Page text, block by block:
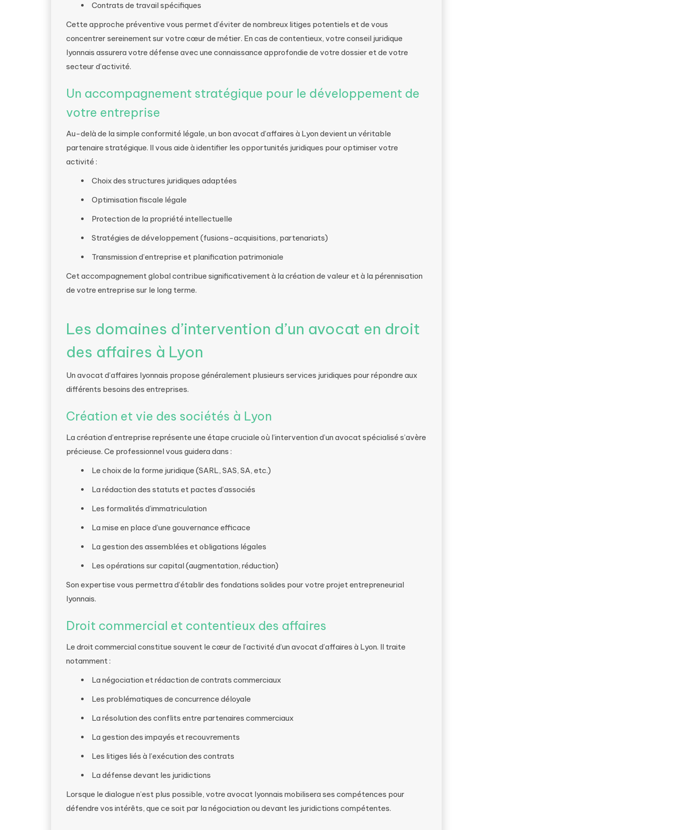
Contrats de travail spécifiques
Cette approche préventive vous permet d’éviter de nombreux litiges potentiels et de vous
concentrer sereinement sur votre cœur de métier. En cas de contentieux, votre conseil juridique
lyonnais assurera votre défense avec une connaissance approfondie de votre dossier et de votre
secteur d’activité.
Un accompagnement stratégique pour le développement de
votre entreprise
Au-delà de la simple conformité légale, un bon avocat d’affaires à Lyon devient un véritable
partenaire stratégique. Il vous aide à identifier les opportunités juridiques pour optimiser votre
activité :
Choix des structures juridiques adaptées
Optimisation fiscale légale
Protection de la propriété intellectuelle
Stratégies de développement (fusions-acquisitions, partenariats)
Transmission d’entreprise et planification patrimoniale
Cet accompagnement global contribue significativement à la création de valeur et à la pérennisation
de votre entreprise sur le long terme.
Les domaines d’intervention d’un avocat en droit
des affaires à Lyon
Un avocat d’affaires lyonnais propose généralement plusieurs services juridiques pour répondre aux
différents besoins des entreprises.
Création et vie des sociétés à Lyon
La création d’entreprise représente une étape cruciale où l’intervention d’un avocat spécialisé s’avère
précieuse. Ce professionnel vous guidera dans :
Le choix de la forme juridique (SARL, SAS, SA, etc.)
La rédaction des statuts et pactes d’associés
Les formalités d’immatriculation
La mise en place d’une gouvernance efficace
La gestion des assemblées et obligations légales
Les opérations sur capital (augmentation, réduction)
Son expertise vous permettra d’établir des fondations solides pour votre projet entrepreneurial
lyonnais.
Droit commercial et contentieux des affaires
Le droit commercial constitue souvent le cœur de l’activité d’un avocat d’affaires à Lyon. Il traite
notamment :
La négociation et rédaction de contrats commerciaux
Les problématiques de concurrence déloyale
La résolution des conflits entre partenaires commerciaux
La gestion des impayés et recouvrements
Les litiges liés à l’exécution des contrats
La défense devant les juridictions
Lorsque le dialogue n’est plus possible, votre avocat lyonnais mobilisera ses compétences pour
défendre vos intérêts, que ce soit par la négociation ou devant les juridictions compétentes.